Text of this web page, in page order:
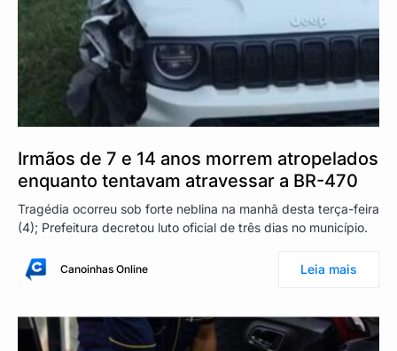
Irmãos de 7 e 14 anos morrem atropelados
enquanto tentavam atravessar a BR-470
Tragédia ocorreu sob forte neblina na manhã desta terça-feira
(4); Prefeitura decretou luto oficial de três dias no município.
Canoinhas Online Leia mais